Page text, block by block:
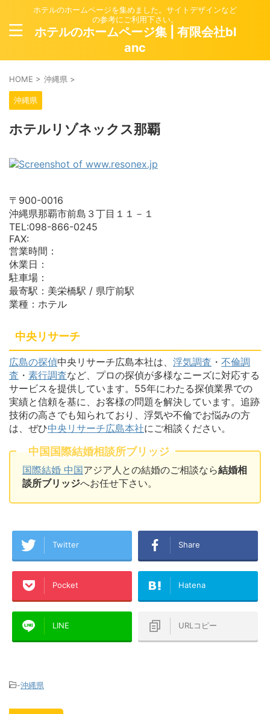
ホテルのホームページを集めました。サイトデザインなど
の参考にご利用下さい。
ホテルのホームページ集 | 有限会社bl
anc
HOME > 沖縄県 >
沖縄県
ホテルリゾネックス那覇
〒900-0016
沖縄県那覇市前島３丁目１１－１
TEL:098-866-0245
FAX:
営業時間：
休業日：
駐車場：
最寄駅：美栄橋駅 / 県庁前駅
業種：ホテル
中央リサーチ
広島の探偵中央リサーチ広島本社は、 浮気調査 ・ 不倫調
査 ・ 素行調査など、プロの探偵が多様なニーズに対応する
サービスを提供しています。55年にわたる探偵業界での
実績と信頼を基に、お客様の問題を解決しています。追跡
技術の高さでも知られており、浮気や不倫でお悩みの方
は、ぜひ中央リサーチ広島本社にご相談ください。
中国国際結婚相談所ブリッジ
国際結婚 中国アジア人との結婚のご相談なら結婚相
談所ブリッジへお任せ下さい。
Twitter Share
Pocket Hatena
LINE URLコピー
-沖縄県